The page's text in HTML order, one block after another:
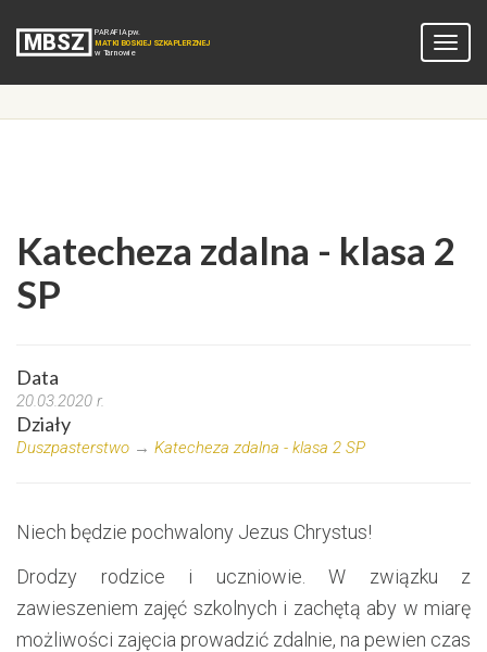
Katecheza zdalna - klasa 2
SP
Data
20.03.2020 r.
Działy
Duszpasterstwo → Katecheza zdalna - klasa 2 SP
Niech będzie pochwalony Jezus Chrystus!
Drodzy rodzice i uczniowie. W związku z
zawieszeniem zajęć szkolnych i zachętą aby w miarę
możliwości zajęcia prowadzić zdalnie, na pewien czas